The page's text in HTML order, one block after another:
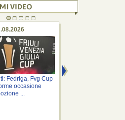
Fedriga, Fvg Cup
occasione
...